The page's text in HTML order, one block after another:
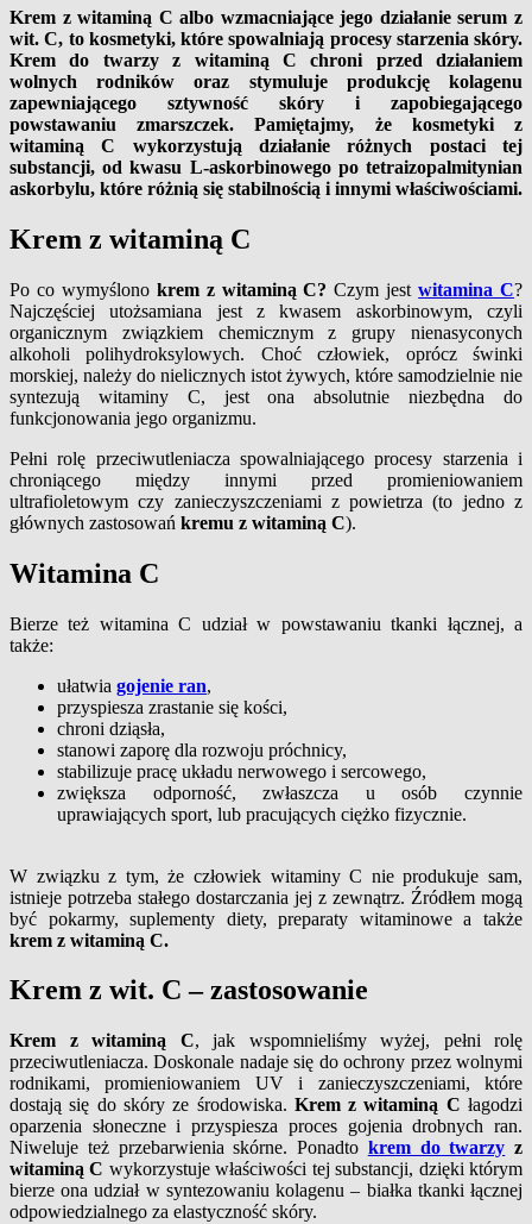
Krem z witaminą C albo wzmacniające jego działanie serum z
wit. C, to kosmetyki, które spowalniają procesy starzenia skóry.
Krem do twarzy z witaminą C chroni przed działaniem
wolnych rodników oraz stymuluje produkcję kolagenu
zapewniającego sztywność skóry i zapobiegającego
powstawaniu zmarszczek. Pamiętajmy, że kosmetyki z
witaminą C wykorzystują działanie różnych postaci tej
substancji, od kwasu L-askorbinowego po tetraizopalmitynian
askorbylu, które różnią się stabilnością i innymi właściwościami.
Krem z witaminą C
Po co wymyślono krem z witaminą C?Czym jestwitamina C?
Najczęściej utożsamiana jest z kwasem askorbinowym, czyli
organicznym związkiem chemicznym z grupy nienasyconych
alkoholi polihydroksylowych. Choć człowiek, oprócz świnki
morskiej, należy do nielicznych istot żywych, które samodzielnie nie
syntezują witaminy C, jest ona absolutnie niezbędna do
funkcjonowania jego organizmu.
Pełni rolę przeciwutleniacza spowalniającego procesy starzenia i
chroniącego między innymi przed promieniowaniem
ultrafioletowym czy zanieczyszczeniami z powietrza (to jedno z
głównych zastosowań kremu z witaminą C).
Witamina C
Bierze też witamina C udział w powstawaniu tkanki łącznej, a
także:
ułatwia gojenie ran,
przyspiesza zrastanie się kości,
chroni dziąsła,
stanowi zaporę dla rozwoju próchnicy,
stabilizuje pracę układu nerwowego i sercowego,
zwiększa odporność, zwłaszcza u osób czynnie
uprawiających sport, lub pracujących ciężko fizycznie.
W związku z tym, że człowiek witaminy C nie produkuje sam,
istnieje potrzeba stałego dostarczania jej z zewnątrz. Źródłem mogą
być pokarmy, suplementy diety, preparaty witaminowe a także
krem z witaminą C.
Krem z wit. C – zastosowanie
Krem z witaminą C, jak wspomnieliśmy wyżej, pełni rolę
przeciwutleniacza. Doskonale nadaje się do ochrony przez wolnymi
rodnikami, promieniowaniem UV i zanieczyszczeniami, które
dostają się do skóry ze środowiska. Krem z witaminą Cłagodzi
oparzenia słoneczne i przyspiesza proces gojenia drobnych ran.
Niweluje też przebarwienia skórne. Ponadto krem do twarzy z
witaminą C wykorzystuje właściwości tej substancji, dzięki którym
bierze ona udział w syntezowaniu kolagenu – białka tkanki łącznej
odpowiedzialnego za elastyczność skóry.